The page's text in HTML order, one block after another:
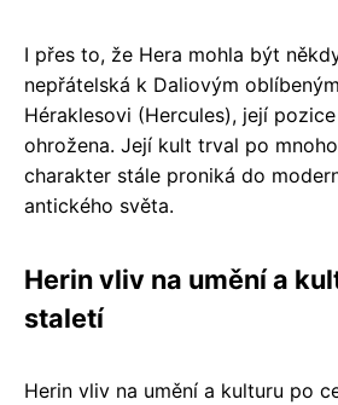
I přes to, že Hera mohla být
nepřátelská k Daliovým
Héraklesovi (Hercules), její
ohrožena. Její kult trval po
charakter stále proniká do
antického světa.
Herin vliv na umění a
staletí
Herin vliv na umění a kulturu po